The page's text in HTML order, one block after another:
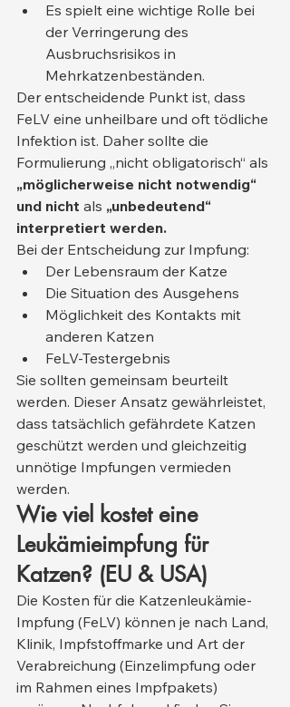
Es spielt eine wichtige Rolle bei
der Verringerung des
Ausbruchsrisikos in
Mehrkatzenbeständen.
Der entscheidende Punkt ist, dass
FeLV eine unheilbare und oft tödliche
Infektion ist. Daher sollte die
Formulierung „nicht obligatorisch“ als
„möglicherweise nicht notwendig“
und nicht als „unbedeutend“
interpretiert werden.
Bei der Entscheidung zur Impfung:
Der Lebensraum der Katze
Die Situation des Ausgehens
Möglichkeit des Kontakts mit
anderen Katzen
FeLV-Testergebnis
Sie sollten gemeinsam beurteilt
werden. Dieser Ansatz gewährleistet,
dass tatsächlich gefährdete Katzen
geschützt werden und gleichzeitig
unnötige Impfungen vermieden
werden.
Wie viel kostet eine
Leukämieimpfung für
Katzen? (EU & USA)
Die Kosten für die Katzenleukämie-
Impfung (FeLV) können je nach Land,
Klinik, Impfstoffmarke und Art der
Verabreichung (Einzelimpfung oder
im Rahmen eines Impfpakets)